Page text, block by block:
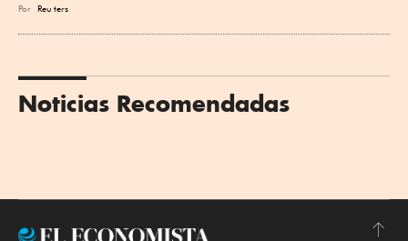
Por Reu ters
Noticias Recomendadas